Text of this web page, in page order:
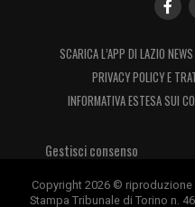
SCARICA L’APP DI LAZIO
PRIVACY POLICY E
INFORMATIVA ESTESA SUI
Gestisci consenso
Copyright 2026 © riproduzione
Stampa Tribunale di Torino n.